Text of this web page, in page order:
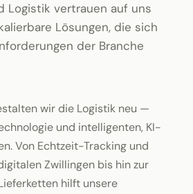
Logistik vertrauen auf uns
Lösungen, die sich
der Branche
wir die Logistik neu —
und intelligenten, KI-
Von Echtzeit-Tracking und
Zwillingen bis hin zur
hilft unsere